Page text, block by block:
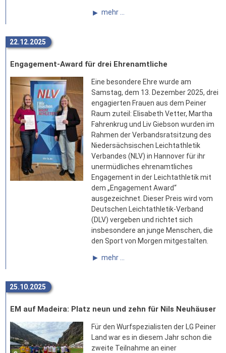
mehr ...
22.12.2025
Engagement-Award für drei Ehrenamtliche
Eine besondere Ehre wurde am
Samstag, dem 13. Dezember 2025, drei
engagierten Frauen aus dem Peiner
Raum zuteil: Elisabeth Vetter, Martha
Fahrenkrug und Liv Giebson wurden im
Rahmen der Verbandsratsitzung des
Niedersächsischen Leichtathletik
Verbandes (NLV) in Hannover für ihr
unermüdliches ehrenamtliches
Engagement in der Leichtathletik mit
dem „Engagement Award“
ausgezeichnet. Dieser Preis wird vom
Deutschen Leichtathletik-Verband
(DLV) vergeben und richtet sich
insbesondere an junge Menschen, die
den Sport von Morgen mitgestalten.
mehr ...
25.10.2025
EM auf Madeira: Platz neun und zehn für Nils Neuhäuser
Für den Wurfspezialisten der LG Peiner
Land war es in diesem Jahr schon die
zweite Teilnahme an einer